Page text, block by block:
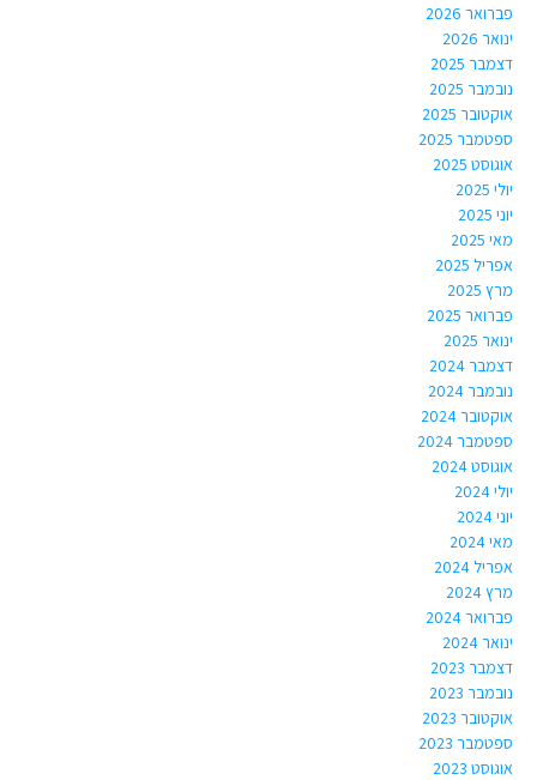
פברואר 2026
ינואר 2026
דצמבר 2025
נובמבר 2025
אוקטובר 2025
ספטמבר 2025
אוגוסט 2025
יולי 2025
יוני 2025
מאי 2025
אפריל 2025
מרץ 2025
פברואר 2025
ינואר 2025
דצמבר 2024
נובמבר 2024
אוקטובר 2024
ספטמבר 2024
אוגוסט 2024
יולי 2024
יוני 2024
מאי 2024
אפריל 2024
מרץ 2024
פברואר 2024
ינואר 2024
דצמבר 2023
נובמבר 2023
אוקטובר 2023
ספטמבר 2023
אוגוסט 2023